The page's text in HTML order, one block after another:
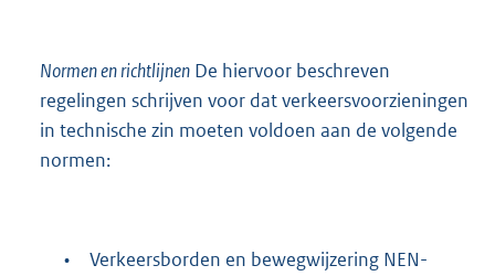
Normen en richtlijnen De hiervoor beschreven
regelingen schrijven voor dat verkeersvoorzieningen
in technische zin moeten voldoen aan de volgende
normen:
•
Verkeersborden en bewegwijzering NEN-